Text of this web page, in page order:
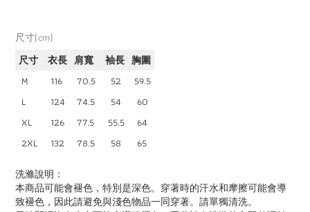
尺寸(cm)
尺寸
衣長 肩寬 袖長 胸圍
M
116 70.5 52
59.5
L
124 74.5 54
60
XL
126 77.5 55.5
64
2XL
132 78.5 58 65
洗滌說明：
本商品可能會褪色，特別是深色。穿著時的汗水和摩擦可能會導
致褪色，因此請避免與淺色物品一同穿著。請單獨清洗。